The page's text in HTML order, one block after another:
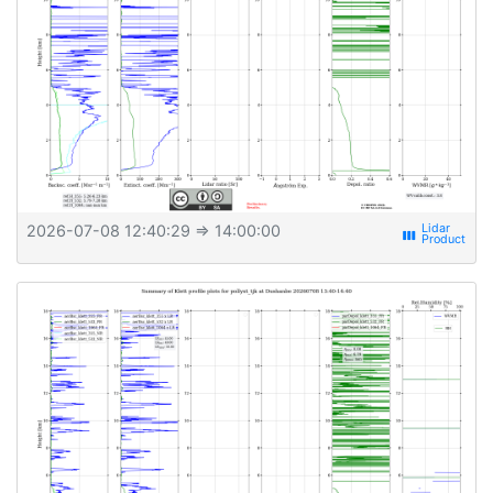
2026-07-08 12:40:29 ⇒ 14:00:00 view_week